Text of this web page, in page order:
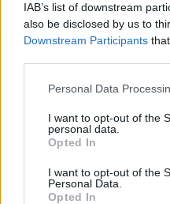
IAB’s list of downstream
also be disclosed by us to
Downstream Participants
Personal Data
I want to opt-out of the
personal data.
Opted In
I want to opt-out of the
Personal Data.
Opted In
SECRET 30.05.2026
ΤΣΟΠΑΝΑΚΟΣ
Ο σκληρός ροκάς,
ζητούν λύσεις, οι
Εγγραφή
Αποδέχομαι
και την